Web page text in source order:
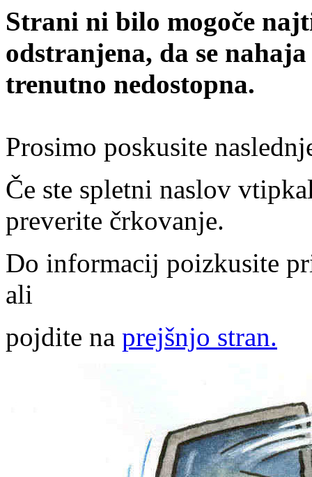
Strani ni bilo mogoče
odstranjena, da se
trenutno nedostopna.
Prosimo poskusite
Če ste spletni naslov
preverite črkovanje.
Do informacij poizkusite
ali
pojdite na prejšnjo stran.